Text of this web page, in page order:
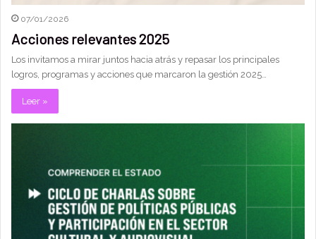
07/01/2026
Acciones relevantes 2025
Los invitamos a mirar juntos hacia atrás y repasar los principales
logros, programas y acciones que marcaron la gestión 2025…
Leer »